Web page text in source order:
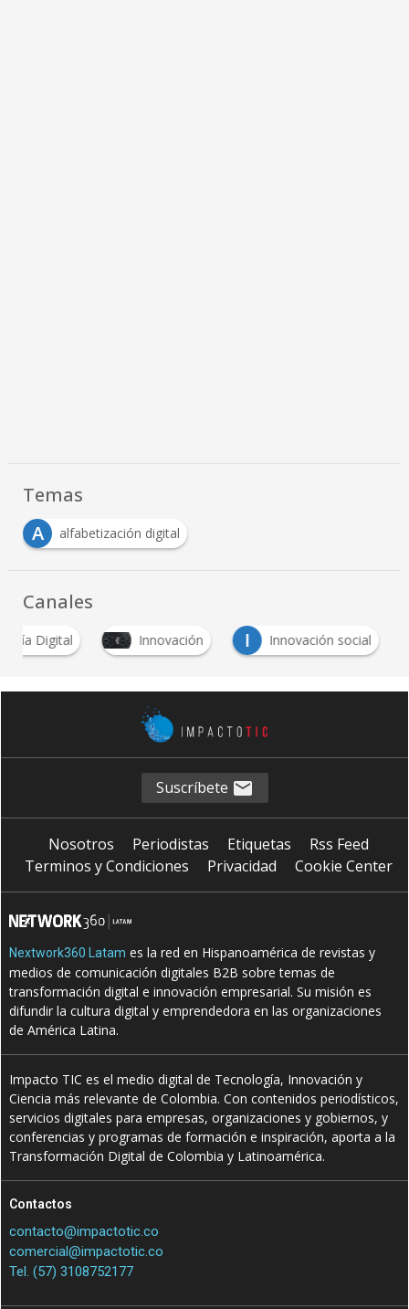
Temas
A
alfabetización digital
Canales
Digital Innovación I Innovación social
Suscríbete
Nosotros Periodistas Etiquetas
Rss Feed
Terminos y Condiciones
Privacidad Cookie Center
Nextwork360 Latam es la red en Hispanoamérica de revistas y
medios de comunicación digitales B2B sobre temas de
transformación digital e innovación empresarial. Su misión es
difundir la cultura digital y emprendedora en las organizaciones
de América Latina.
Impacto TIC es el medio digital de Tecnología, Innovación y
Ciencia más relevante de Colombia. Con contenidos periodísticos,
servicios digitales para empresas, organizaciones y gobiernos, y
conferencias y programas de formación e inspiración, aporta a la
Transformación Digital de Colombia y Latinoamérica.
Contactos
contacto@impactotic.co
comercial@impactotic.co
Tel. (57) 3108752177